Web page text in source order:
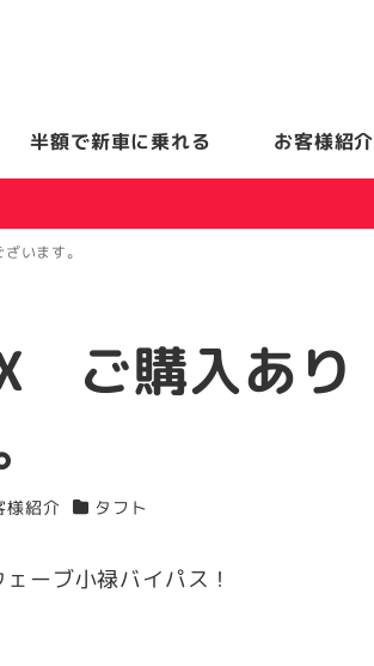
半額で新車に乗れる お客様紹介
います。
ご購入あり
ー
様紹介
カテゴリー
タフト
ーブ小禄バイパス！